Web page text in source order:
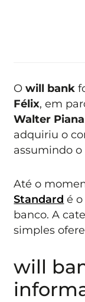
Owill bank
Félix, em
Walter Piana
adquiriu o
assumindo o
Até o
Standard é
banco. A
simples
will